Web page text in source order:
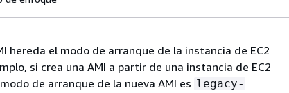
hereda el modo de arranque de la instancia de EC2
si crea una AMI a partir de una instancia de EC2
de arranque de la nueva AMI es legacy-